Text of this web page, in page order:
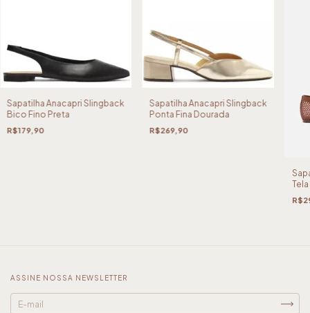
Sapatilha Anacapri Slingback
Bico Fino Preta
R$179,90
Sapatilha Anacapri Slingback
Ponta Fina Dourada
R$269,90
ASSINE NOSSA NEWSLETTER